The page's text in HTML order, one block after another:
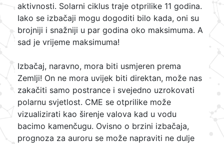
aktivnosti. Solarni ciklus traje otprilike 11 godina.
Iako se izbačaji mogu dogoditi bilo kada, oni su
brojniji i snažniji u par godina oko maksimuma. A
sad je vrijeme maksimuma!
Izbačaj, naravno, mora biti usmjeren prema
Zemlji! On ne mora uvijek biti direktan, može nas
zakačiti samo postrance i svejedno uzrokovati
polarnu svjetlost. CME se otprilike može
vizualizirati kao širenje valova kad u vodu
bacimo kamenčugu. Ovisno o brzini izbačaja,
prognoza za auroru se može napraviti ne dulje